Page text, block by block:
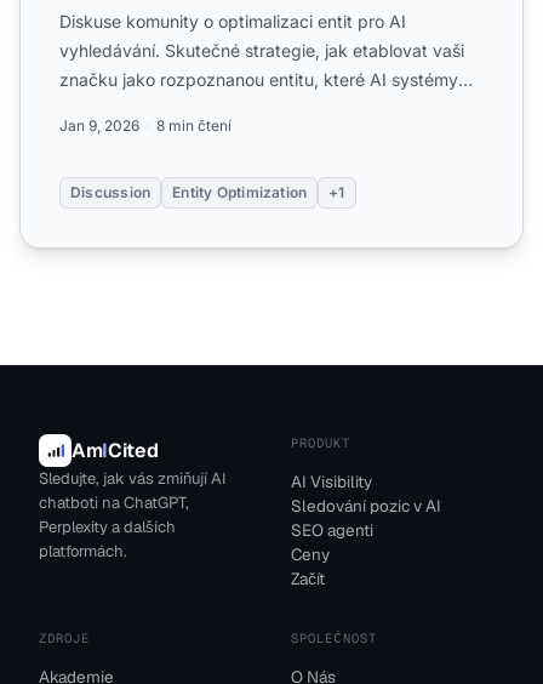
Diskuse komunity o optimalizaci entit pro AI
vyhledávání. Skutečné strategie, jak etablovat vaši
značku jako rozpoznanou entitu, které AI systémy
Jan 9, 2026 8 min čtení
Discussion Entity Optimization +1
AmICited
Sledujte, jak vás zmiňují AI
chatboti na ChatGPT,
Perplexity a dalších
platformách.
PRODUKT
AI Visibility
Sledování pozic v AI
SEO agenti
Ceny
Začít
ZDROJE
Akademie
SPOLEČNOST
O Nás